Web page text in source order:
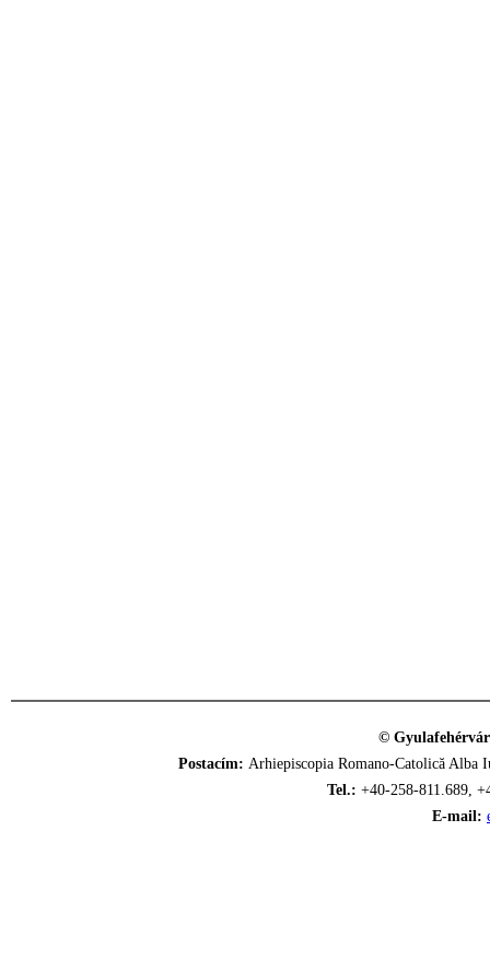
©
Postacím: Arhiepiscopia Romano-Catolică
Tel.: +40-258-811.689,
E-mail: